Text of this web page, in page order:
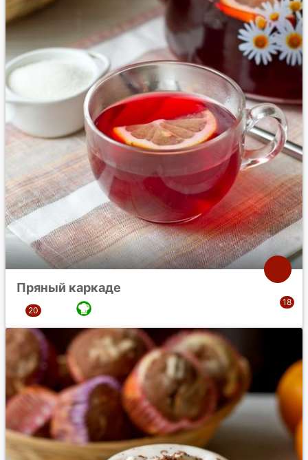
Пряный каркаде